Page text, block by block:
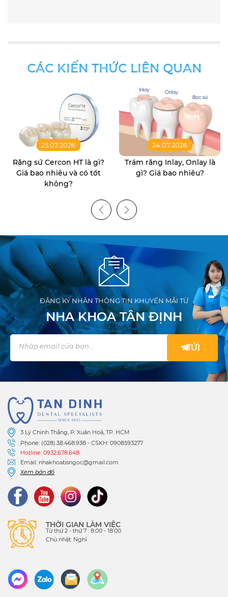
CÁC KIẾN THỨC LIÊN QUAN
25.07.2026
Răng sứ Cercon HT là gì?
Giá bao nhiêu và có tốt
không?
24.07.2026
Trám răng Inlay, Onlay là
gì? Giá bao nhiêu?
ĐĂNG KÝ NHẬN THÔNG TIN KHUYẾN MÃI TỪ
NHA KHOA TÂN ĐỊNH
3 Lý Chính Thắng, P. Xuân Hoà, TP. HCM
Phone: (028).38.468.938 - CSKH: 0908593277
Hotline: 0932.678.648
Email: nhakhoabsngoc@gmail.com
Xem bản đồ
THỜI GIAN LÀM VIỆC
Từ thứ 2 - thứ 7 : 8:00 - 18:00
Chủ nhật: Nghỉ